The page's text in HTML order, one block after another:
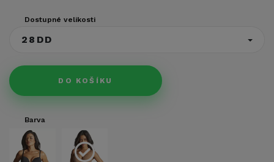
Dostupné velikosti
28DD
DO KOŠÍKU
Barva